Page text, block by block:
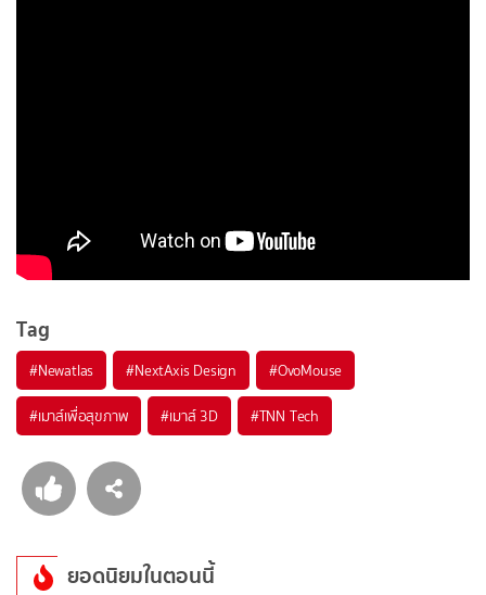
Tag
#Newatlas #NextAxis Design #OvoMouse
#เมาส์เพื่อสุขภาพ #เมาส์ 3D #TNN Tech
ยอดนิยมในตอนนี้